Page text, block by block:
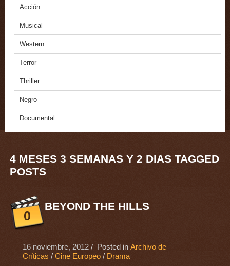
Acción
Musical
Western
Terror
Thriller
Negro
Documental
4 MESES 3 SEMANAS Y 2 DIAS TAGGED
POSTS
0
BEYOND THE HILLS
16 noviembre, 2012/ Posted in Archivo de
Críticas / Cine Europeo/ Drama